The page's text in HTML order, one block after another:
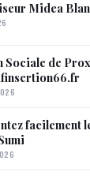
Midea
Sociale de
facilement